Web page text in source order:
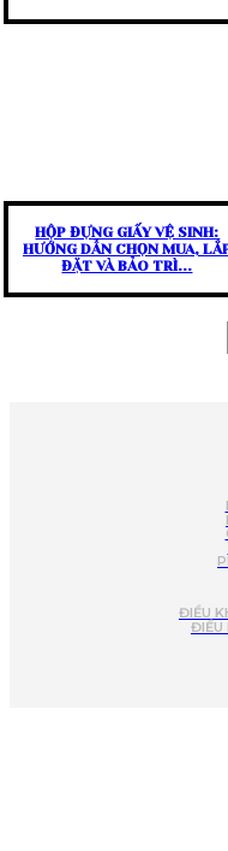
HỘP ĐỰNG GIẤY VỆ SINH:
HƯỚNG DẪN CHỌN MUA,
ĐẶT VÀ BẢO TRÌ...
ĐIỀU
ĐIỀU